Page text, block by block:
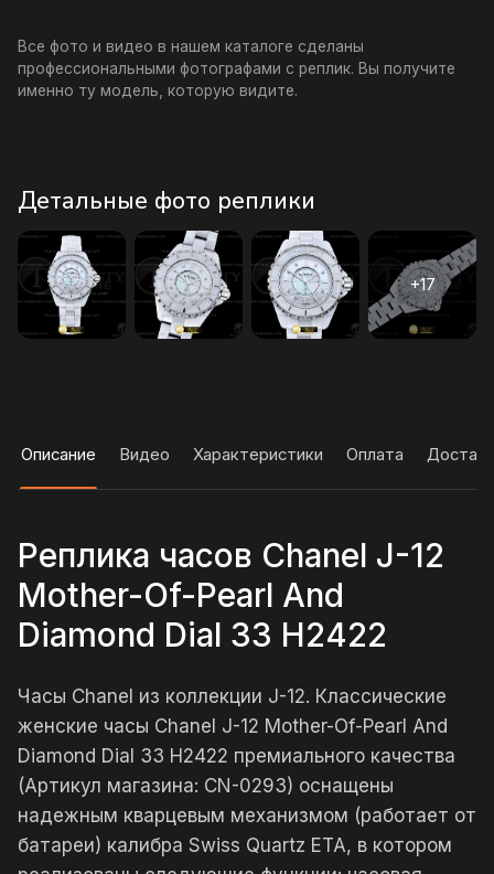
Все фото и видео в нашем каталоге сделаны
профессиональными фотографами с реплик. Вы получите
именно ту модель, которую видите.
Детальные фото реплики
Описание Видео Характеристики Оплата
Реплика часов Chanel J-12
Mother-Of-Pearl And
Diamond Dial 33 H2422
Часы Chanel из коллекции J-12. Классические
женские часы Chanel J-12 Mother-Of-Pearl And
Diamond Dial 33 H2422 премиального качества
(Артикул магазина: CN-0293) оснащены
надежным кварцевым механизмом (работает от
батареи) калибра Swiss Quartz ETA, в котором